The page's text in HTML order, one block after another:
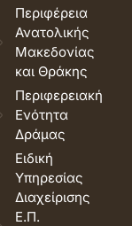
Περιφέρεια
Ανατολικής
Μακεδονίας
και Θράκης
Περιφερειακή
Ενότητα
Δράμας
Ειδική
Υπηρεσίας
Διαχείρισης
Ε.Π.